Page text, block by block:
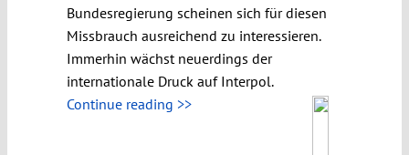
Bundesregierung scheinen sich für diesen
Missbrauch ausreichend zu interessieren.
Immerhin wächst neuerdings der
internationale Druck auf Interpol.
Continue reading >>